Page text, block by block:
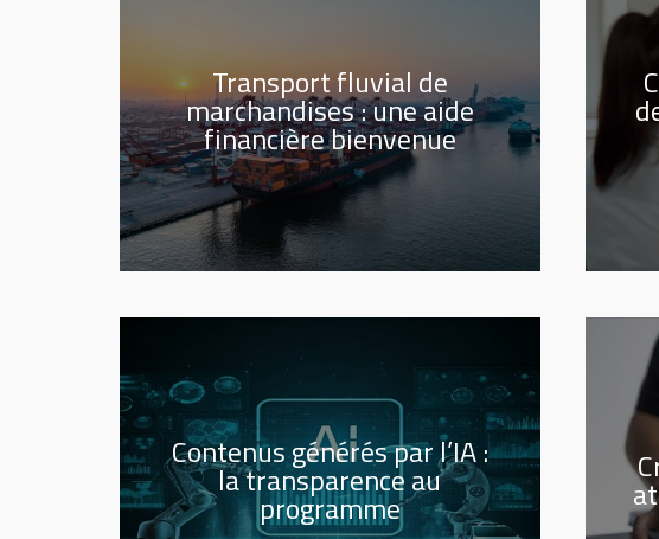
Transport fluvial de
marchandises : une aide
financière bienvenue
Contenus générés par l’IA :
la transparence au
programme